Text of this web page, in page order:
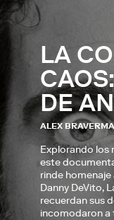
LA
DE
ALEX
Explorando los
este
rinde
Danny DeVito,
recuerdan sus
incomodaron a